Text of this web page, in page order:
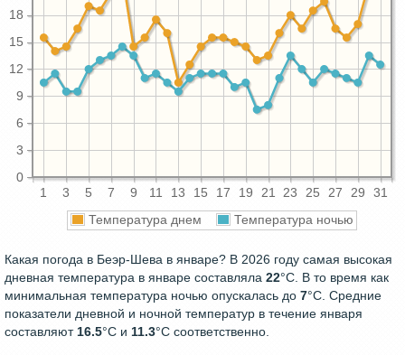
1 3 5 7 9 11 13 15 17 19 21 23 25 27 29 31
0
3
6
9
12
15
18
Температура днем Температура ночью
Какая погода в Беэр-Шева в январе? В 2026 году самая высокая
дневная температура в январе составляла 22°С. В то время как
минимальная температура ночью опускалась до 7°C. Средние
показатели дневной и ночной температур в течение января
составляют16.5°С и 11.3°С соответственно.